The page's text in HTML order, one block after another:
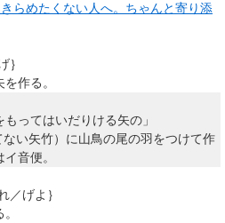
らめたくない人へ。ちゃんと寄り添
｝
作る。
ってはいだりける矢の」
い矢竹）に山鳥の尾の羽をつけて作
音便。
／げよ｝